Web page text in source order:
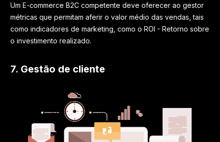
Um E-commerce B2C competente deve oferecer ao gestor
métricas que permitam aferir o valor médio das vendas, tais
como indicadores de marketing, como o ROI - Retorno sobre
o investimento realizado.
7. Gestão de cliente